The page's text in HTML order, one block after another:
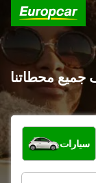
جميع محطاتنا
ما نوع المركبة؟
سيارات